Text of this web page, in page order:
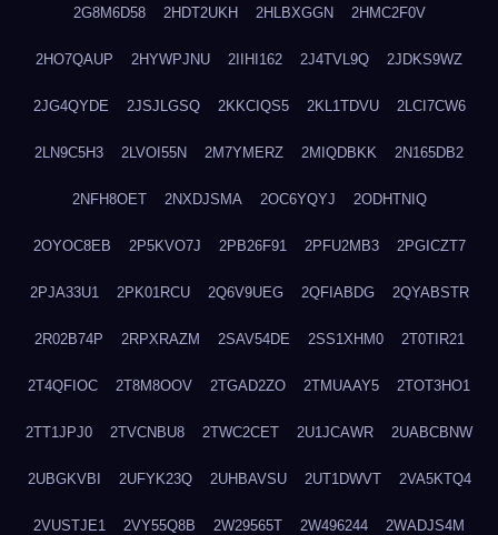
2G8M6D58 2HDT2UKH 2HLBXGGN 2HMC2F0V
2HO7QAUP 2HYWPJNU 2IIHI162 2J4TVL9Q 2JDKS9WZ
2JG4QYDE 2JSJLGSQ 2KKCIQS5 2KL1TDVU 2LCI7CW6
2LN9C5H3 2LVOI55N 2M7YMERZ 2MIQDBKK 2N165DB2
2NFH8OET 2NXDJSMA 2OC6YQYJ 2ODHTNIQ
2OYOC8EB 2P5KVO7J 2PB26F91 2PFU2MB3 2PGICZT7
2PJA33U1 2PK01RCU 2Q6V9UEG 2QFIABDG 2QYABSTR
2R02B74P 2RPXRAZM 2SAV54DE 2SS1XHM0 2T0TIR21
2T4QFIOC 2T8M8OOV 2TGAD2ZO 2TMUAAY5 2TOT3HO1
2TT1JPJ0 2TVCNBU8 2TWC2CET 2U1JCAWR 2UABCBNW
2UBGKVBI 2UFYK23Q 2UHBAVSU 2UT1DWVT 2VA5KTQ4
2VUSTJE1 2VY55Q8B 2W29565T 2W496244 2WADJS4M